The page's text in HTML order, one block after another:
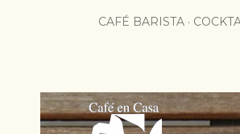
CAFÉ BARISTA